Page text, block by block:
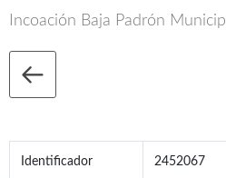
Incoación Baja Padrón
Identificador 2452067